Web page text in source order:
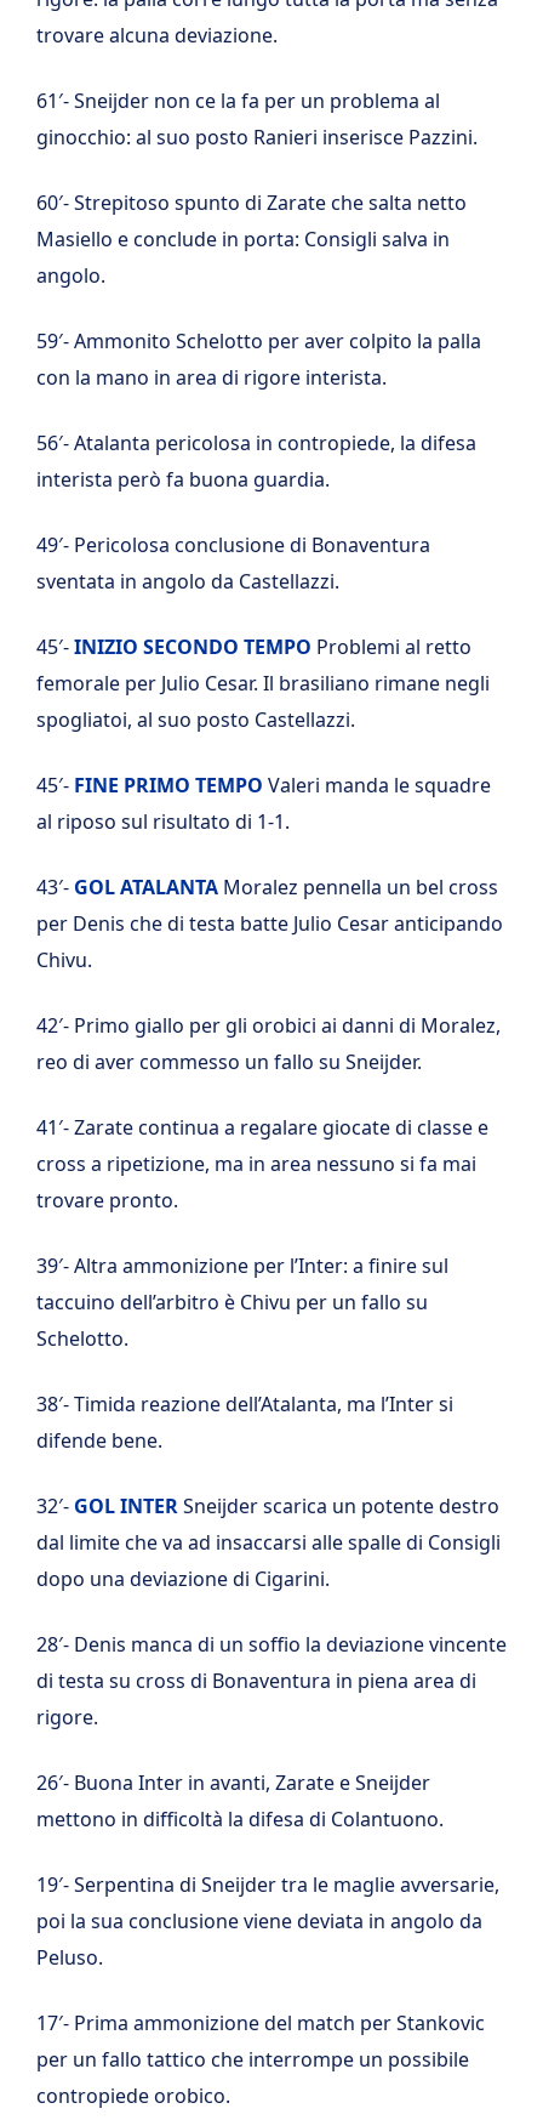
trovare alcuna deviazione.
61′- Sneijder non ce la fa per un problema al
ginocchio: al suo posto Ranieri inserisce Pazzini.
60′- Strepitoso spunto di Zarate che salta netto
Masiello e conclude in porta: Consigli salva in
angolo.
59′- Ammonito Schelotto per aver colpito la palla
con la mano in area di rigore interista.
56′- Atalanta pericolosa in contropiede, la difesa
interista però fa buona guardia.
49′- Pericolosa conclusione di Bonaventura
sventata in angolo da Castellazzi.
45′-INIZIO SECONDO TEMPO Problemi al retto
femorale per Julio Cesar. Il brasiliano rimane negli
spogliatoi, al suo posto Castellazzi.
45′- FINE PRIMO TEMPO Valeri manda le squadre
al riposo sul risultato di 1-1.
43′- GOL ATALANTA Moralez pennella un bel cross
per Denis che di testa batte Julio Cesar anticipando
Chivu.
42′- Primo giallo per gli orobici ai danni di Moralez,
reo di aver commesso un fallo su Sneijder.
41′- Zarate continua a regalare giocate di classe e
cross a ripetizione, ma in area nessuno si fa mai
trovare pronto.
39′- Altra ammonizione per l’Inter: a finire sul
taccuino dell’arbitro è Chivu per un fallo su
Schelotto.
38′- Timida reazione dell’Atalanta, ma l’Inter si
difende bene.
32′- GOL INTERSneijder scarica un potente destro
dal limite che va ad insaccarsi alle spalle di Consigli
dopo una deviazione di Cigarini.
28′- Denis manca di un soffio la deviazione vincente
di testa su cross di Bonaventura in piena area di
rigore.
26′- Buona Inter in avanti, Zarate e Sneijder
mettono in difficoltà la difesa di Colantuono.
19′- Serpentina di Sneijder tra le maglie avversarie,
poi la sua conclusione viene deviata in angolo da
Peluso.
17′- Prima ammonizione del match per Stankovic
per un fallo tattico che interrompe un possibile
contropiede orobico.